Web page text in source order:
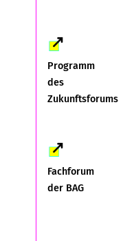
Programm
des
Zukunftsforums
Fachforum
der BAG